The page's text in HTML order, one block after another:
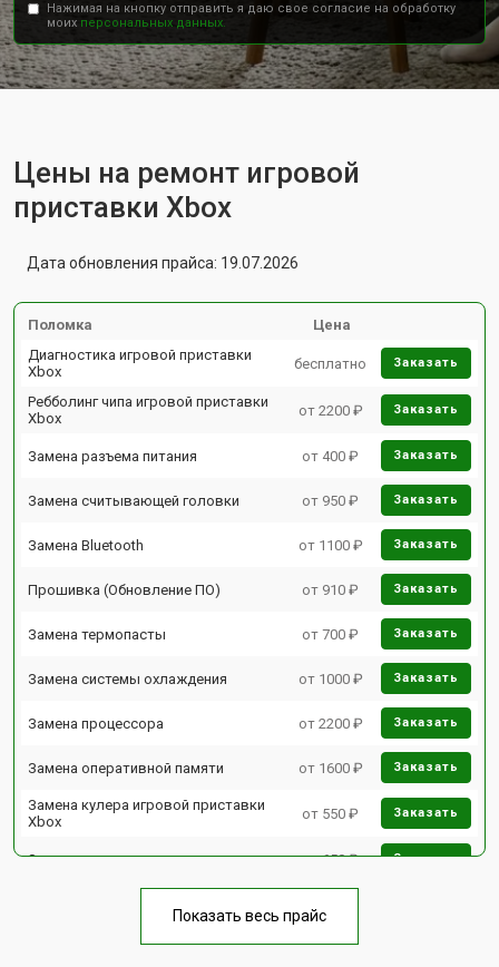
Нажимая на кнопку отправить я даю свое согласие на обработку
моих персональных данных.
Цены на ремонт игровой
приставки Xbox
Дата обновления прайса: 19.07.2026
Поломка
Цена
Диагностика игровой приставки
Xbox
бесплатно Заказать
Ребболинг чипа игровой приставки
Xbox
от 2200 ₽ Заказать
Замена разъема питания от 400 ₽ Заказать
Замена считывающей головки от 950 ₽ Заказать
Замена Bluetooth от 1100 ₽ Заказать
Прошивка (Обновление ПО) от 910 ₽ Заказать
Замена термопасты от 700 ₽ Заказать
Замена системы охлаждения от 1000 ₽ Заказать
Замена процессора от 2200 ₽ Заказать
Замена оперативной памяти от 1600 ₽ Заказать
Замена кулера игровой приставки
Xbox
от 550 ₽ Заказать
Замена аудиоразъема от 650 ₽ Заказать
Замена Ethernet порта от 600 ₽
Показать весь прайс